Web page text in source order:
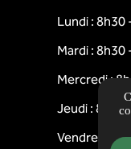
Lundi :
Mardi :
Mercredi :
Jeudi : 8h30
Vendredi :